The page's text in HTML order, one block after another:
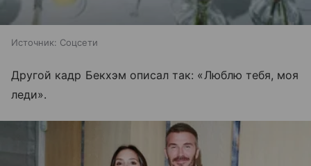
Источник: Соцсети
Другой кадр Бекхэм описал так: «Люблю тебя, моя
леди».